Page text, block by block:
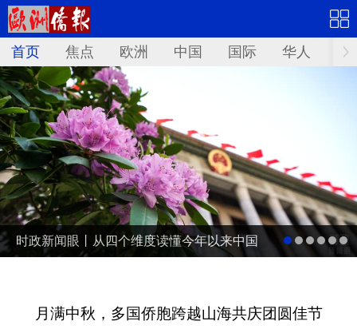
首页 焦点 欧洲 中国 国际 华人 文
时政新闻眼丨从四个维度读懂今年以来中国
月满中秋，多国侨胞跨越山海共庆团圆佳节